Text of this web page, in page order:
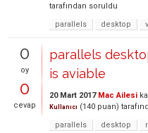
tarafından soruldu
parallels
desktop
0
oy
0
cevap
parallels
is aviable
20 Mart 2017 Mac Ailesi
Kullanıcı (140 puan)
parallels
desktop